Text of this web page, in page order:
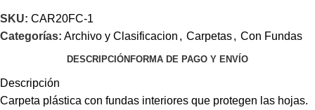
SKU: CAR20FC-1
Categorías: Archivo y Clasificacion , Carpetas, Con Fundas
DESCRIPCIÓN FORMA DE PAGO Y ENVÍO
Descripción
Carpeta plástica con fundas interiores que protegen las hojas.